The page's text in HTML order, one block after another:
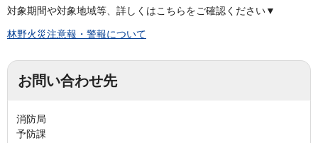
対象期間や対象地域等、詳しくはこちらをご確認ください▼
林野火災注意報・警報について
お問い合わせ先
消防局
予防課